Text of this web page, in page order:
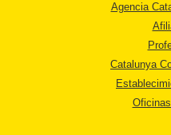
Agencia
Catalunya